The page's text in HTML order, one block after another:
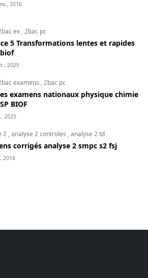
2016
ex,2bac pc
5 Transformations lentes et rapides
2025
examens ,2bac pc
examens nationaux physique chimie
BIOF
2025
2,analyse 2 controles ,analyse 2 td
corrigés analyse 2 smpc s2 fsj
2016